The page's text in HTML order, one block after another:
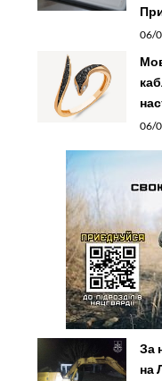
06/
06/
За
на